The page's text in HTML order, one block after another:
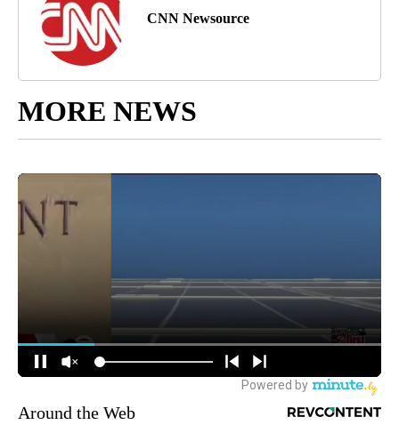
CNN Newsource
MORE NEWS
Around the Web